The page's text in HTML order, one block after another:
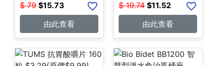
$ 79 $15.73
由此查看
$ 19.74 $11.52
由此查看